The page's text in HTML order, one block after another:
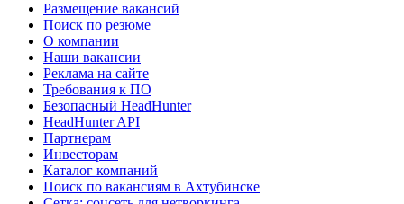
Размещение вакансий
Поиск по резюме
О компании
Наши вакансии
Реклама на сайте
Требования к ПО
Безопасный HeadHunter
HeadHunter API
Партнерам
Инвесторам
Каталог компаний
Поиск по вакансиям в Ахтубинске